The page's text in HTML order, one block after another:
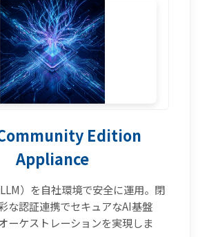
Edition
Appliance
）を自社環境で安全に運用。閉
な認証連携でセキュアなAI基盤
ーケストレーションを実現しま